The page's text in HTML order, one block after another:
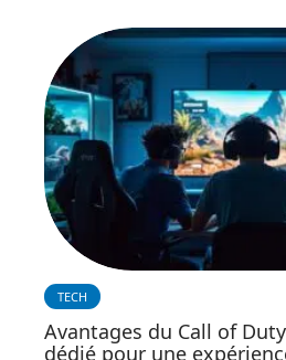
TECH
Avantages du Call of
dédié pour une